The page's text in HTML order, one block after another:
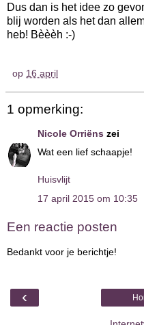
Dus dan is het idee zo
blij worden als het dan
heb! Bèèèh :-)
op 16 april
1 opmerking:
Nicole Orriëns zei
Wat een lief schaapje!
Huisvlijt
17 april 2015 om 10:35
Een reactie posten
Bedankt voor je berichtje!
‹